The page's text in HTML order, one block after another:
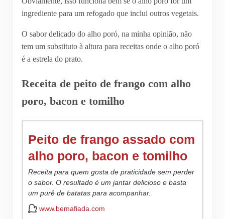
ingrediente para um refogado que inclui outros vegetais.
O sabor delicado do alho poró, na minha opinião, não
tem um substituto à altura para receitas onde o alho poró
é a estrela do prato.
Receita de peito de frango com alho
poro, bacon e tomilho
Peito de frango assado com
alho poro, bacon e tomilho
Receita para quem gosta de praticidade sem perder
o sabor. O resultado é um jantar delicioso e basta
um purê de batatas para acompanhar.
www.bemafiada.com